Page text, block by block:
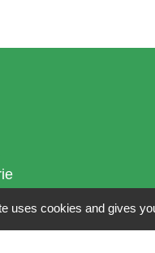
uses cookies and gives